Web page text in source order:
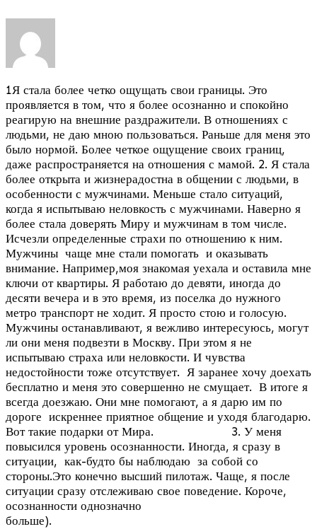
1Я стала более четко ощущать свои границы. Это
проявляется в том, что я более осознанно и спокойно
реагирую на внешние раздражители. В отношениях с
людьми, не даю мною пользоваться. Раньше для меня это
было нормой. Более четкое ощущение своих границ,
даже распространяется на отношения с мамой. 2. Я стала
более открыта и жизнерадостна в общении с людьми, в
особенности с мужчинами. Меньше стало ситуаций,
когда я испытываю неловкость с мужчинами. Наверно я
более стала доверять Миру и мужчинам в том числе.
Исчезли определенные страхи по отношению к ним.
Мужчины чаще мне стали помогать и оказывать
внимание. Например,моя знакомая уехала и оставила мне
ключи от квартиры. Я работаю до девяти, иногда до
десяти вечера и в это время, из поселка до нужного
метро транспорт не ходит. Я просто стою и голосую.
Мужчины останавливают, я вежливо интересуюсь, могут
ли они меня подвезти в Москву. При этом я не
испытываю страха или неловкости. И чувства
недостойности тоже отсутствует. Я заранее хочу доехать
бесплатно и меня это совершенно не смущает. В итоге я
всегда доезжаю. Они мне помогают, а я дарю им по
дороге искреннее приятное общение и уходя благодарю.
Вот такие подарки от Мира. 3. У меня
повысился уровень осознанности. Иногда, я сразу в
ситуации, как-будто бы наблюдаю за собой со
стороны.Это конечно высший пилотаж. Чаще, я после
ситуации сразу отслеживаю свое поведение. Короче,
осознанности однозначно